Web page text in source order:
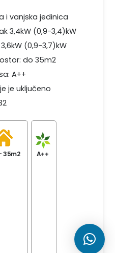
i vanjska jedinica
3,4kW (0,9-3,4)kW
(0,9-3,7)kW
do 35m2
A++
je uključeno
35m2 A++